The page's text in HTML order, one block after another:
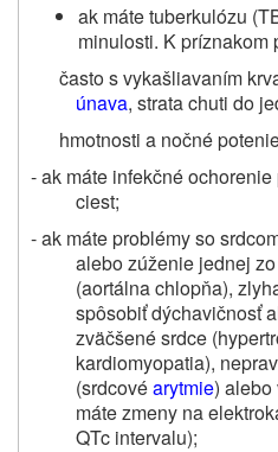
ak máte tuberkulózu
minulosti. K príznakom
často s vykašliavaním
únava, strata chuti do
hmotnosti a nočné
- ak máte infekčné
ciest;
- ak máte problémy so
alebo zúženie jednej
(aortálna chlopňa),
spôsobiť dýchavičnosť
zväčšené srdce
kardiomyopatia),
(srdcovéarytmie) alebo
máte zmeny na
QTc intervalu);